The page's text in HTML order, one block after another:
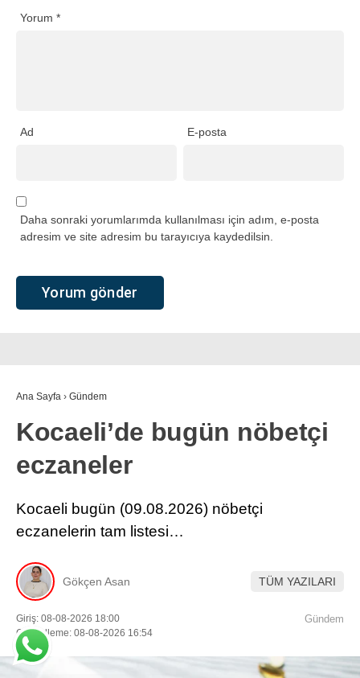
Yorum *
Ad E-posta
Daha sonraki yorumlarımda kullanılması için adım, e-posta
adresim ve site adresim bu tarayıcıya kaydedilsin.
Ana Sayfa › Gündem
Kocaeli’de bugün nöbetçi
eczaneler
Kocaeli bugün (09.08.2026) nöbetçi
eczanelerin tam listesi…
Gökçen Asan TÜM YAZILARI
Giriş: 08-08-2026 18:00
Güncelleme: 08-08-2026 16:54
Gündem